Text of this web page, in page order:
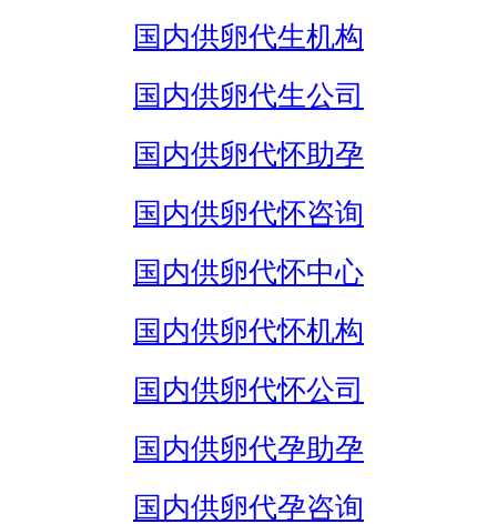
国内供卵代生机构
国内供卵代生公司
国内供卵代怀助孕
国内供卵代怀咨询
国内供卵代怀中心
国内供卵代怀机构
国内供卵代怀公司
国内供卵代孕助孕
国内供卵代孕咨询